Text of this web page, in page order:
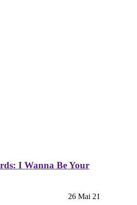
I Wanna Be Your
26 Mai 21